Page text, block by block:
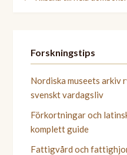
Forskningstips
Nordiska museets arkiv
svenskt vardagsliv
Förkortningar och
komplett guide
Fattigvård och